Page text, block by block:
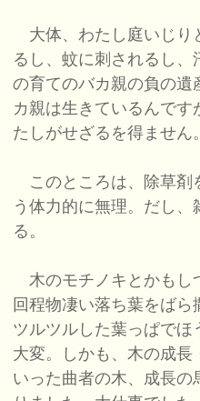
大体、わたし庭いじり
るし、蚊に刺されるし、
の育てのバカ親の負の
カ親は生きているんで
たしがせざるを得ません。
このところは、除草剤
う体力的に無理。だし、
る。
木のモチノキとかもし
回程物凄い落ち葉をば
ツルツルした葉っぱでほ
大変。しかも、木の成長
いった曲者の木、成長の